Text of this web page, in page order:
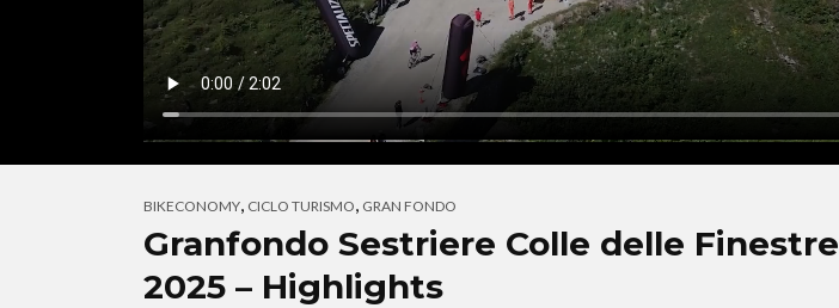
BIKECONOMY, CICLO TURISMO, GRAN FONDO
Granfondo Sestriere Colle delle Finestre
2025 – Highlights